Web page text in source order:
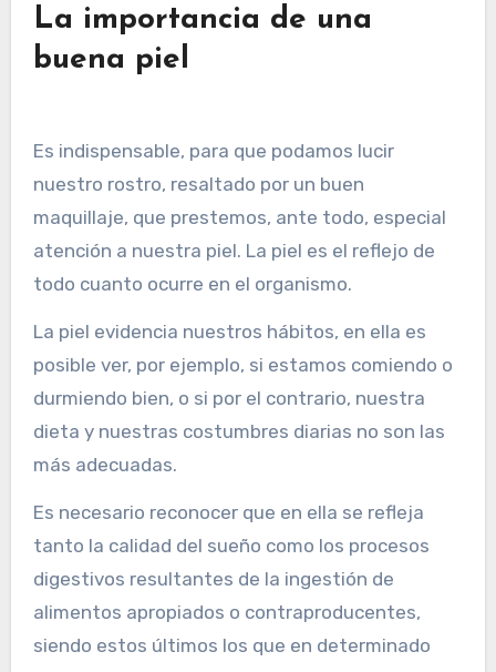
La importancia de una
buena piel
Es indispensable, para que podamos lucir
nuestro rostro, resaltado por un buen
maquillaje, que prestemos, ante todo, especial
atención a nuestra piel. La piel es el reflejo de
todo cuanto ocurre en el organismo.
La piel evidencia nuestros hábitos, en ella es
posible ver, por ejemplo, si estamos comiendo o
durmiendo bien, o si por el contrario, nuestra
dieta y nuestras costumbres diarias no son las
más adecuadas.
Es necesario reconocer que en ella se refleja
tanto la calidad del sueño como los procesos
digestivos resultantes de la ingestión de
alimentos apropiados o contraproducentes,
siendo estos últimos los que en determinado